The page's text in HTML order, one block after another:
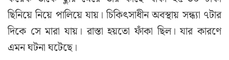
ছিনিয়ে নিয়ে পালিয়ে যায়। চিকিৎসাধীন অবস্থায় সন্ধ্যা ৭টার
দিকে সে মারা যায়। রাস্তা হয়তো ফাঁকা ছিল। যার কারণে
এমন ঘটনা ঘটেছে।